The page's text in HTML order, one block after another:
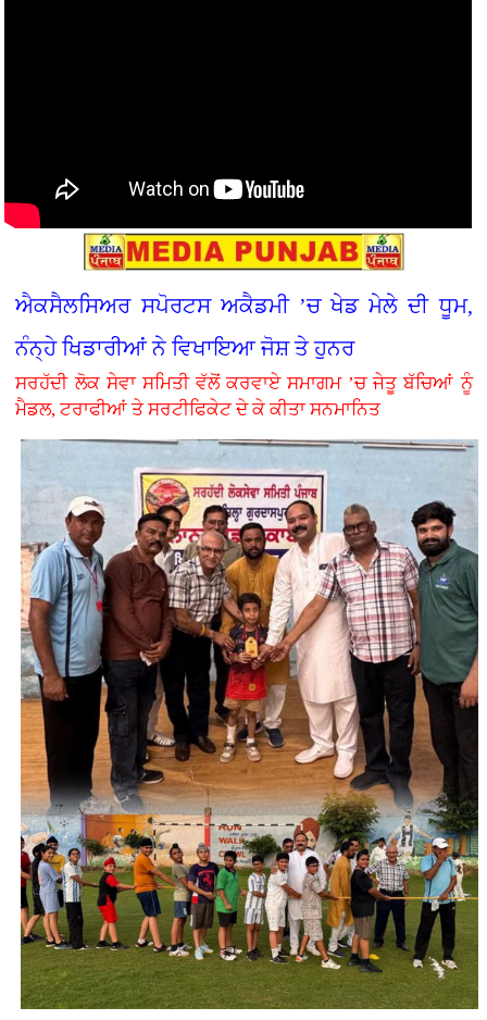
ਐਕਸੈਲਸਿਅਰ ਸਪੋਰਟਸ ਅਕੈਡਮੀ ’ਚ ਖੇਡ ਮੇਲੇ ਦੀ ਧੂਮ,
ਨੰਨ੍ਹੇ ਖਿਡਾਰੀਆਂ ਨੇ ਵਿਖਾਇਆ ਜੋਸ਼ ਤੇ ਹੁਨਰ
ਸਰਹੱਦੀ ਲੋਕ ਸੇਵਾ ਸਮਿਤੀ ਵੱਲੋਂ ਕਰਵਾਏ ਸਮਾਗਮ ’ਚ ਜੇਤੂ ਬੱਚਿਆਂ ਨੂੰ
ਮੈਡਲ, ਟਰਾਫੀਆਂ ਤੇ ਸਰਟੀਫਿਕੇਟ ਦੇ ਕੇ ਕੀਤਾ ਸਨਮਾਨਿਤ